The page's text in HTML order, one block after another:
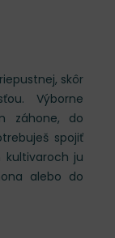
skôr
Výborne
záhone, do
spojiť
kultivaroch ju
alebo do